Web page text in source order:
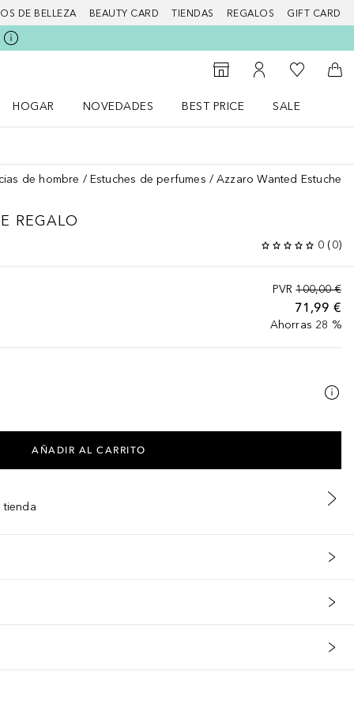
DE BELLEZA BEAUTY CARD TIENDAS REGALOS GIFT CARD
Al Storefinder
Mi cuenta
Mi lista de
A
HOGAR
NOVEDADES
BEST PRICE
SALE
de hombre Estuches de perfumes Azzaro Wanted Estuche
REGALO
0 (0)
PVR 100,00 €
71,99 €
Ahorras 28 %
AÑADIR AL CARRITO
tienda